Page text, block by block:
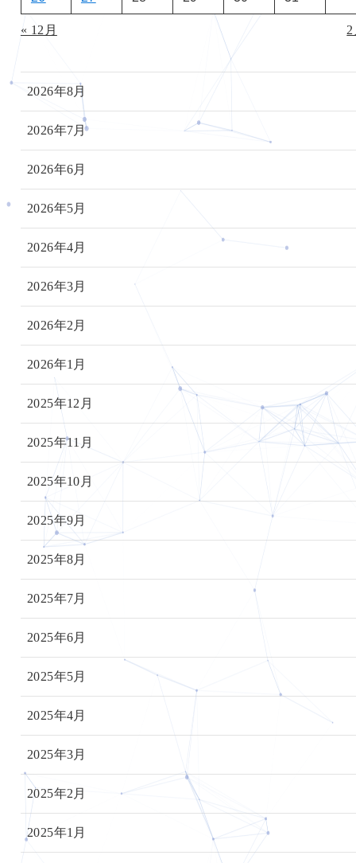
« 12月
2026年8月
2026年7月
2026年6月
2026年5月
2026年4月
2026年3月
2026年2月
2026年1月
2025年12月
2025年11月
2025年10月
2025年9月
2025年8月
2025年7月
2025年6月
2025年5月
2025年4月
2025年3月
2025年2月
2025年1月